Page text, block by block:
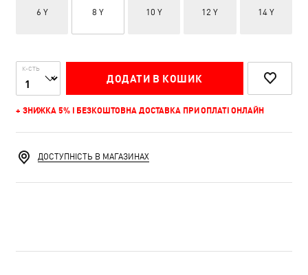
6 Y 8 Y 10 Y 12 Y 14 Y
К-СТЬ
ДОДАТИ В КОШИК
+ ЗНИЖКА 5% І БЕЗКОШТОВНА ДОСТАВКА ПРИ ОПЛАТІ ОНЛАЙН
ДОСТУПНІСТЬ В МАГАЗИНАХ